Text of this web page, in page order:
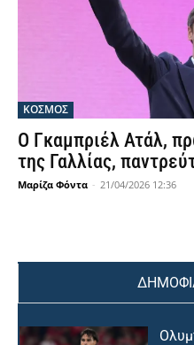
ΚΟΣΜΟΣ
Ο Γκαμπριέλ Ατάλ,
της Γαλλίας,
Μαρίζα Φόντα - 21/04/2026 12:36